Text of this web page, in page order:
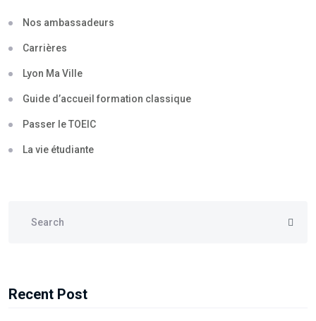
Nos ambassadeurs
Carrières
Lyon Ma Ville
Guide d’accueil formation classique
Passer le TOEIC
La vie étudiante
Recent Post